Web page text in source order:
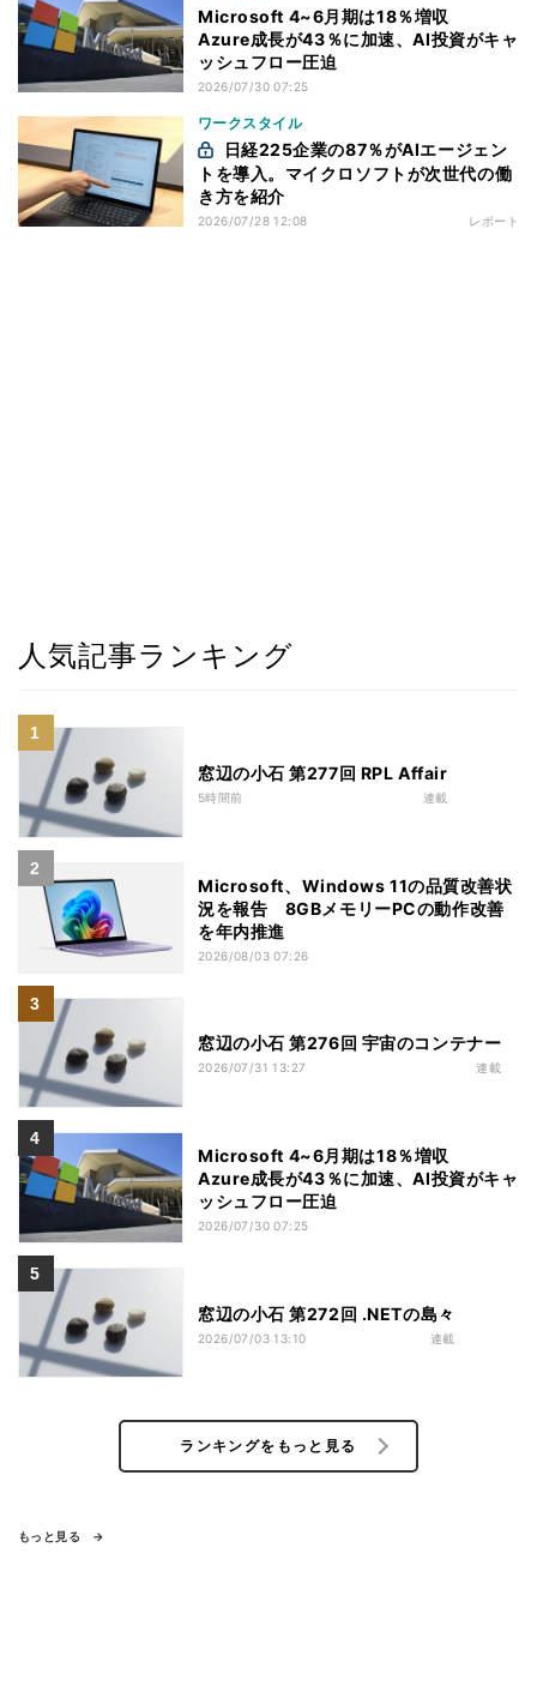
Microsoft 4~6月期は18％増収
Azure成長が43％に加速、AI投資がキャ
ッシュフロー圧迫
2026/07/30 07:25
ワークスタイル
トを導入。マイクロソフトが次世代の働
き方を紹介
2026/07/28 12:08 レポート
人気記事ランキング
窓辺の小石 第277回 RPL Affair
5時間前 連載
Microsoft、Windows 11の品質改善状
況を報告 8GBメモリーPCの動作改善
を年内推進
2026/08/03 07:26
窓辺の小石 第276回 宇宙のコンテナー
2026/07/31 13:27 連載
Microsoft 4~6月期は18％増収
Azure成長が43％に加速、AI投資がキャ
ッシュフロー圧迫
2026/07/30 07:25
窓辺の小石 第272回 .NETの島々
2026/07/03 13:10 連載
ランキングをもっと見る
もっと見る